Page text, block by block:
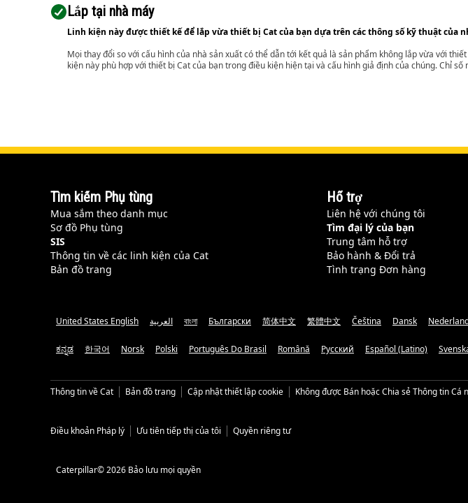
Lắp tại nhà máy
Linh kiện này được thiết kế để lắp vừa thiết bị Cat của bạn dựa trên các thông số kỹ thuật của
Mọi thay đổi so với cấu hình của nhà sản xuất có thể dẫn tới kết quả là sản phẩm không lắp vừa với
kiện này phù hợp với thiết bị Cat của bạn trong điều kiện hiện tại và cấu hình giả định của chúng. Chỉ
Tìm kiếm Phụ tùng
Mua sắm theo danh mục
Sơ đồ Phụ tùng
SIS
Thông tin về các linh kiện của Cat
Bản đồ trang
Hỗ trợ
Liên hệ với chúng tôi
Tìm đại lý của bạn
Trung tâm hỗ trợ
Bảo hành & Đổi trả
Tình trạng Đơn hàng
United States English العربية বাংলা Български 简体中文 繁體中文 Čeština Dansk
ಕನ್ನಡ 한국어 Norsk Polski Português Do Brasil Română Русский Español (Latino)
Thông tin về Cat Bản đồ trang Cập nhật thiết lập cookie Không được Bán hoặc Chia sẻ Thông tin Cá
Điều khoản Pháp lý Ưu tiên tiếp thị của tôi Quyền riêng tư
Caterpillar© 2026 Bảo lưu mọi quyền